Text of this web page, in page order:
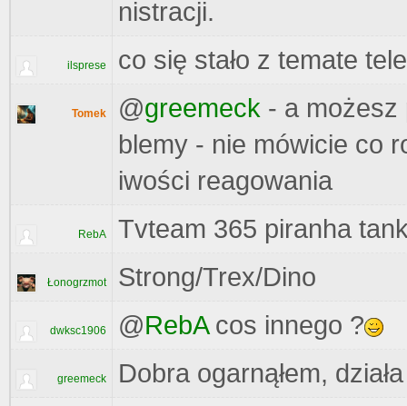
nistracji.
ilsprese co się stało z temate
Tomek @greemeck - a możesz
blemy - nie mówicie co
iwości reagowania
RebA Tvteam 365 piranha
Łonogrzmot Strong/Trex/Dino
dwksc1906 @RebAcos innego ?
greemeck Dobra ogarnąłem,